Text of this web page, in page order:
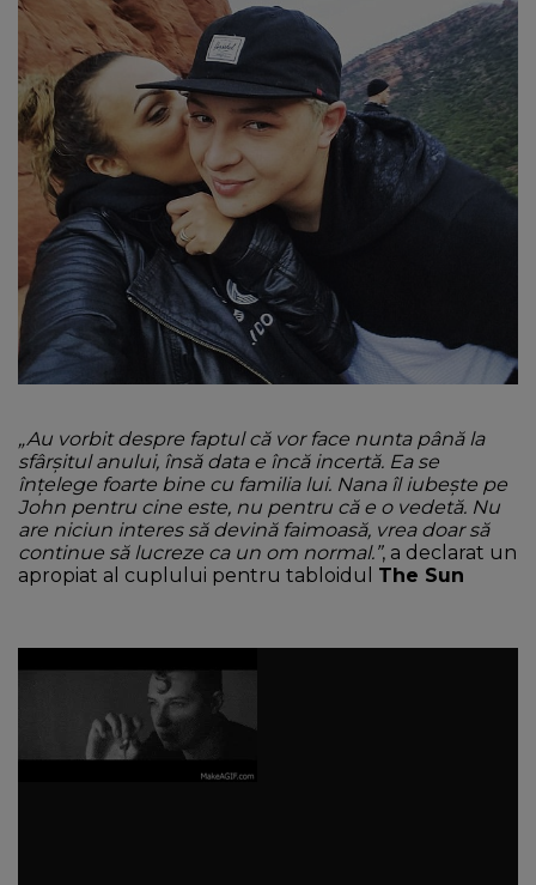
„Au vorbit despre faptul că vor face nunta până la
sfârșitul anului, însă data e încă incertă. Ea se
înțelege foarte bine cu familia lui. Nana îl iubește pe
John pentru cine este, nu pentru că e o vedetă. Nu
are niciun interes să devină faimoasă, vrea doar să
continue să lucreze ca un om normal.”, a declarat un
apropiat al cuplului pentru tabloidul The Sun